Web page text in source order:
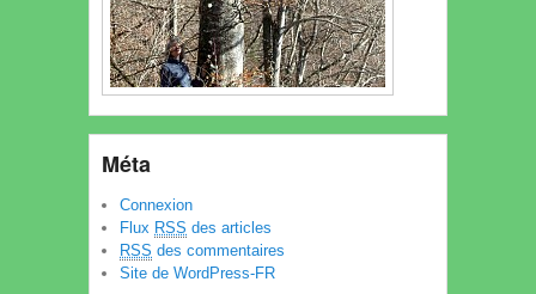
Méta
Connexion
Flux RSS des articles
RSS des commentaires
Site de WordPress-FR